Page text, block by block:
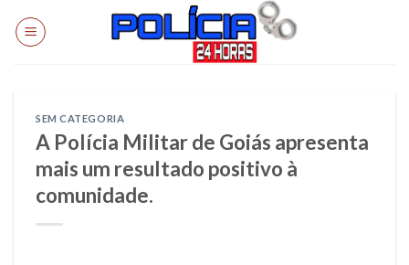
SEM CATEGORIA
A Polícia Militar de Goiás apresenta
mais um resultado positivo à
comunidade.